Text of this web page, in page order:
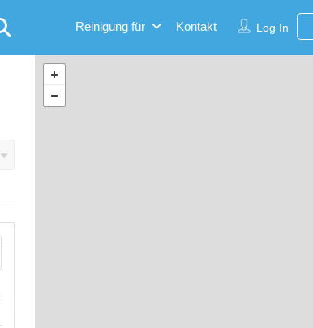
Log In
Reinigung für Kontakt